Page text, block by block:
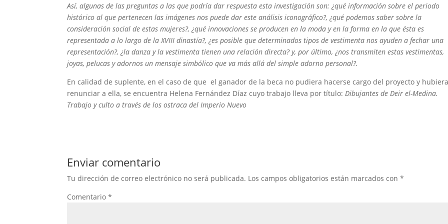
Así, algunas de las preguntas a las que podría dar respuesta esta investigación son: ¿qué información sobre el periodo
histórico al que pertenecen las imágenes nos puede dar este análisis iconográfico?, ¿qué podemos saber sobre la
consideración social de estas mujeres?, ¿qué innovaciones se producen en la moda y en la forma en la que ésta es
representada a lo largo de la XVIII dinastía?, ¿es posible que determinados tipos de vestimenta nos ayuden a fechar una
representación?, ¿la danza y la vestimenta tienen una relación directa? y, por último, ¿nos transmiten estas vestimentas,
joyas, pelucas y adornos un mensaje simbólico que va más allá del simple adorno personal?.
En calidad de suplente, en el caso de que el ganador de la beca no pudiera hacerse cargo del proyecto y
renunciar a ella, se encuentra Helena Fernández Díaz cuyo trabajo lleva por título:Dibujantes de Deir el-Medina.
Trabajo y culto a través de los ostraca del Imperio Nuevo
Enviar comentario
Tu dirección de correo electrónico no será publicada. Los campos obligatorios están marcados con*
Comentario*